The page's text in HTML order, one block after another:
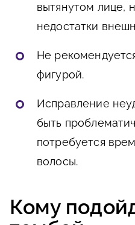
вытянутом лице,
недостатки
Не
фигурой.
Исправление
быть
потребуется
волосы.
Кому